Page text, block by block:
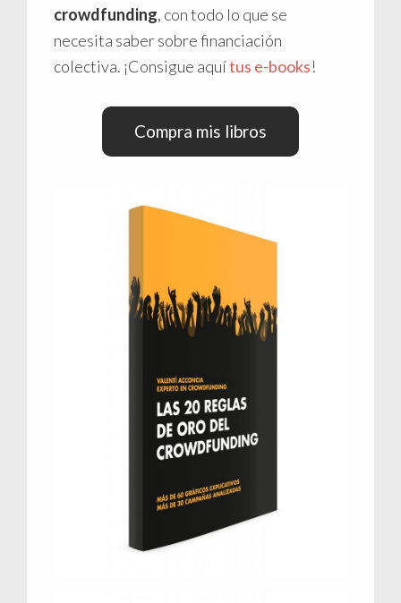
crowdfunding, con todo lo que se
necesita saber sobre financiación
colectiva. ¡Consigue aquítus e-books!
Compra mis libros